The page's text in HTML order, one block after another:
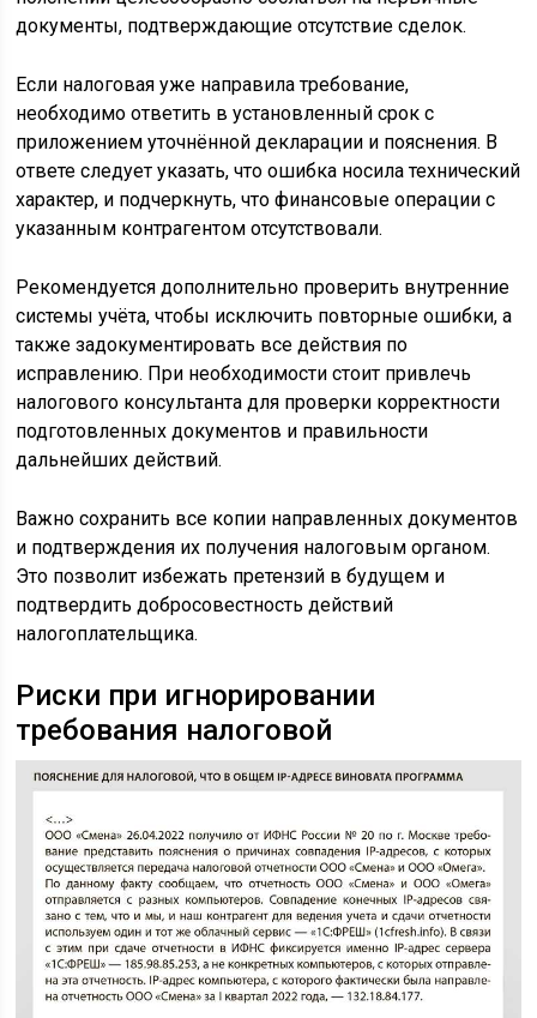
документы, подтверждающие отсутствие сделок.
Если налоговая уже направила требование,
необходимо ответить в установленный срок с
приложением уточнённой декларации и пояснения. В
ответе следует указать, что ошибка носила технический
характер, и подчеркнуть, что финансовые операции с
указанным контрагентом отсутствовали.
Рекомендуется дополнительно проверить внутренние
системы учёта, чтобы исключить повторные ошибки, а
также задокументировать все действия по
исправлению. При необходимости стоит привлечь
налогового консультанта для проверки корректности
подготовленных документов и правильности
дальнейших действий.
Важно сохранить все копии направленных документов
и подтверждения их получения налоговым органом.
Это позволит избежать претензий в будущем и
подтвердить добросовестность действий
налогоплательщика.
Риски при игнорировании
требования налоговой